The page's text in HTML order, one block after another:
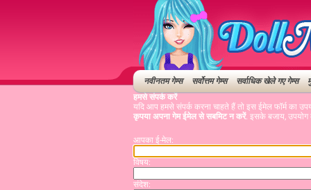
नवीनतम गेम्स सर्वोत्तम गेम्स सर्वाधिक खेले गए गेम्स
हमसे संपर्क करें
यदि आप हमसे संपर्क करना चाहते हैं तो इस ईमेल फॉर्म का
कृपया अपना गेम ईमेल से सबमिट न करें. इसके बजाय, उपयोग
आपका ई-मेल:
विषय:
संदेश: